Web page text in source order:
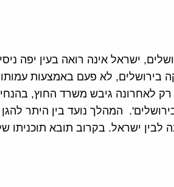
ישראל אינה רואה בעין יפה
בירושלים, לא פעם באמצעות
רק לאחרונה גיבש משרד החוץ,
המהלך נועד בין היתר
ישראל. בקרוב תובא תוכניתו